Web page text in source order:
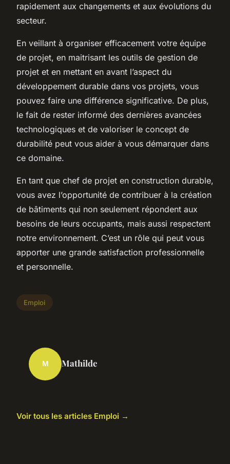
rapidement aux changements et aux évolutions du
secteur.
En veillant à organiser efficacement votre équipe
de projet, en maitrisant les outils de gestion de
projet et en mettant en avant l’aspect du
développement durable dans vos projets, vous
pouvez faire une différence significative. De plus,
le fait de rester informé des dernières avancées
technologiques et de valoriser le concept de
durabilité peut vous aider à vous démarquer dans
ce domaine.
En tant que chef de projet en construction durable,
vous avez l’opportunité de contribuer à la création
de bâtiments qui non seulement répondent aux
besoins de leurs occupants, mais aussi respectent
notre environnement. C’est un rôle qui peut vous
apporter une grande satisfaction professionnelle
et personnelle.
Emploi
M Mathilde
Voir tous les articles Emploi →